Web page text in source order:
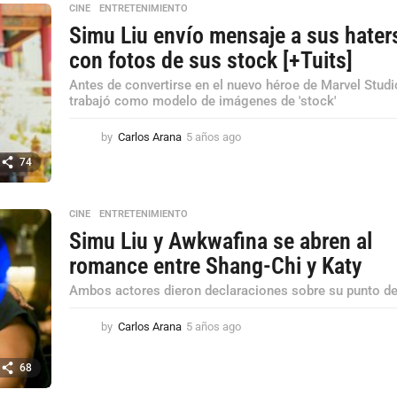
s
a
g
o
74
CINE ,ENTRETENIMIENTO
Simu Liu envío mensaje a sus
con fotos de sus stock [+Tuits]
Antes de convertirse en el nuevo héroe de Marvel
trabajó como modelo de imágenes de 'stock'
by Carlos Arana 5 años ago
g
68
CINE ,ENTRETENIMIENTO
Simu Liu y Awkwafina se abren al
romance entre Shang-Chi y Katy
Ambos actores dieron declaraciones sobre su punto
by Carlos Arana 5 años ago